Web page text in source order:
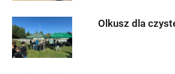
Olkusz dla